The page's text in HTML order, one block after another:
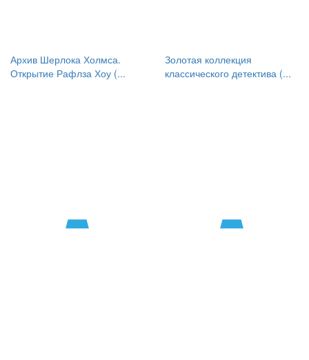
Архив Шерлока Холмса.
Открытие Рафлза Хоу (...
Золотая коллекция
классического детектива (...